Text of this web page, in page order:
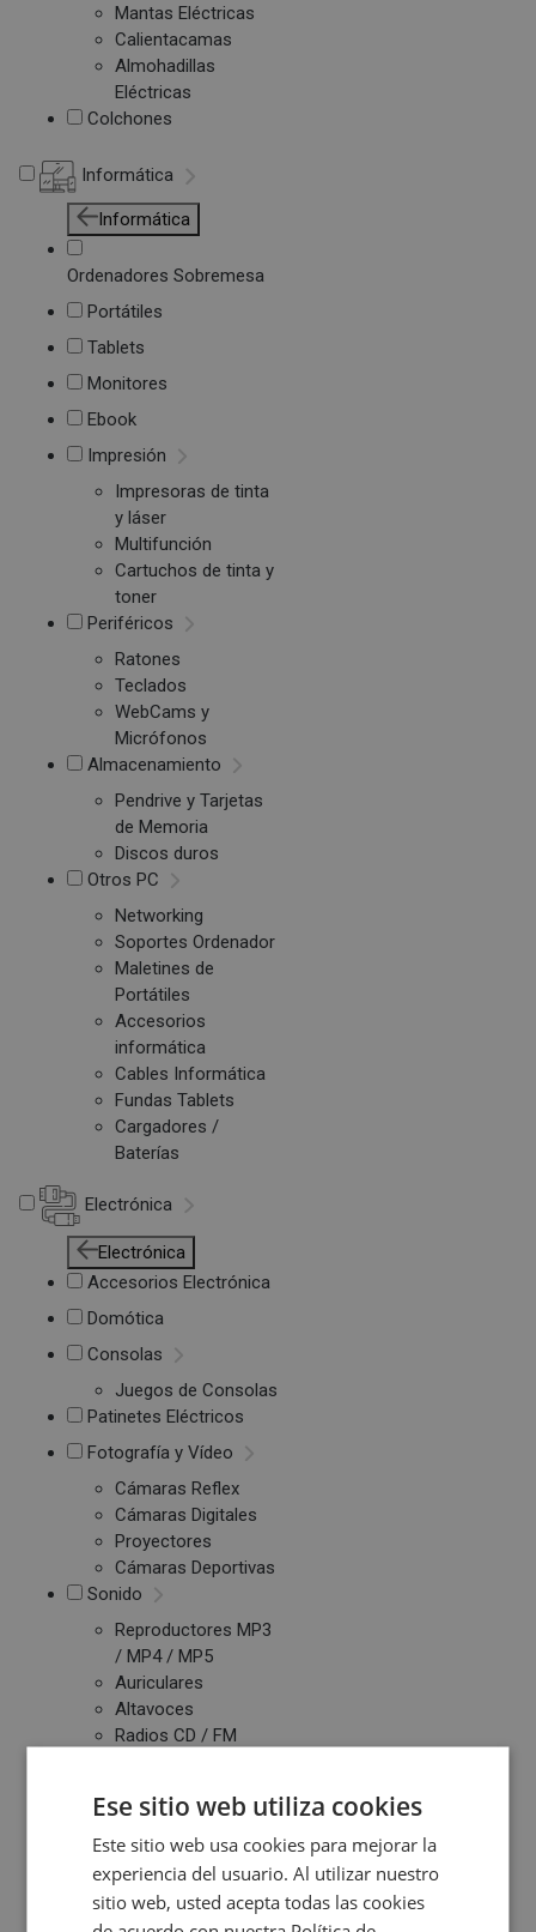
Mantas Eléctricas
Calientacamas
Almohadillas
Eléctricas
Colchones
Informática
Informática
Ordenadores Sobremesa
Portátiles
Tablets
Monitores
Ebook
Impresión
Impresoras de tinta
y láser
Multifunción
Cartuchos de tinta y
toner
Periféricos
Ratones
Teclados
WebCams y
Micrófonos
Almacenamiento
Pendrive y Tarjetas
de Memoria
Discos duros
Otros PC
Networking
Soportes Ordenador
Maletines de
Portátiles
Accesorios
informática
Cables Informática
Fundas Tablets
Cargadores /
Baterías
Electrónica
Electrónica
Accesorios Electrónica
Domótica
Consolas
Juegos de Consolas
Patinetes Eléctricos
Fotografía y Vídeo
Cámaras Reflex
Cámaras Digitales
Proyectores
Cámaras Deportivas
Sonido
Reproductores MP3
/ MP4 / MP5
Auriculares
Altavoces
Radios CD / FM
Altavoces
Inalambricos
Equipos de Música
Relojes y Pulseras
Ese sitio web utiliza cookies
Este sitio web usa cookies para mejorar la
experiencia del usuario. Al utilizar nuestro
sitio web, usted acepta todas las cookies